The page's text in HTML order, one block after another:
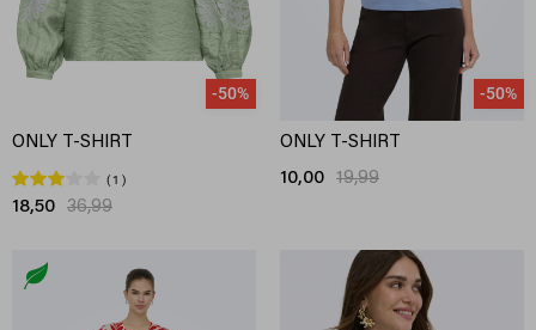
-50%
ONLY T-SHIRT
1
18,50 36,99
-50%
ONLY T-SHIRT
10,00 19,99